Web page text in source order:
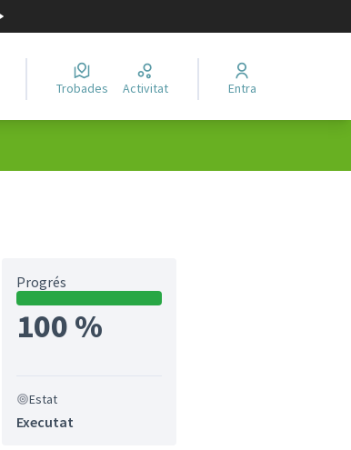
Trobades Activitat Entra
Progrés
100 %
Estat
Executat